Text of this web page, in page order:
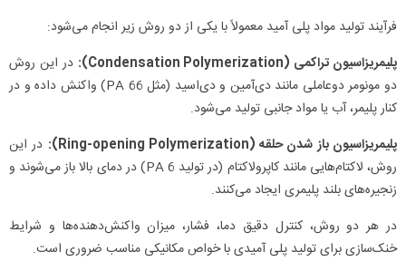
فرآیند تولید مواد پلی آمید معمولاً با یکی از دو روش زیر انجام می‌شود:
پلیمریزاسیون تراکمی (Condensation Polymerization):
در این روش
دو مونومر دو‌عاملی مانند دی‌آمین و دی‌اسید (مثل PA 66) واکنش داده و در
کنار پلیمر، آب یا مواد جانبی تولید می‌شود.
پلیمریزاسیون باز شدن حلقه (Ring-opening Polymerization):
در این
روش، لاکتام‌هایی مانند کاپرولاکتام (در تولید PA 6) در دمای بالا باز می‌شوند و
زنجیره‌های بلند پلیمری ایجاد می‌کنند.
در هر دو روش، کنترل دقیق دما، فشار، میزان واکنش‌دهنده‌ها و شرایط
خنک‌سازی برای تولید پلی آمیدی با خواص مکانیکی مناسب ضروری است.